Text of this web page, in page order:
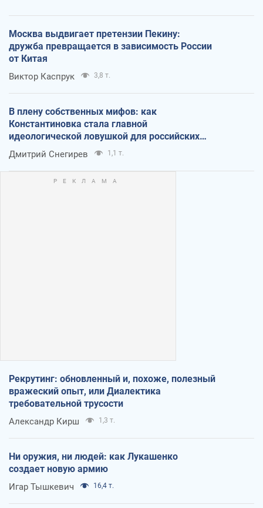
Москва выдвигает претензии Пекину:
дружба превращается в зависимость России
от Китая
Виктор Каспрук 3,8 т.
В плену собственных мифов: как
Константиновка стала главной
идеологической ловушкой для российских
оккупантов
Дмитрий Снегирев 1,1 т.
Рекрутинг: обновленный и, похоже, полезный
вражеский опыт, или Диалектика
требовательной трусости
Александр Кирш 1,3 т.
Ни оружия, ни людей: как Лукашенко
создает новую армию
Игар Тышкевич 16,4 т.